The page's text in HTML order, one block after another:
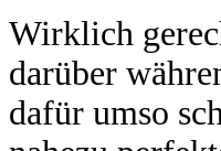
Wirklich
darüber
dafür umso